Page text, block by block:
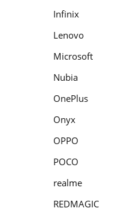
Infinix
Lenovo
Microsoft
Nubia
OnePlus
Onyx
OPPO
POCO
realme
REDMAGIC